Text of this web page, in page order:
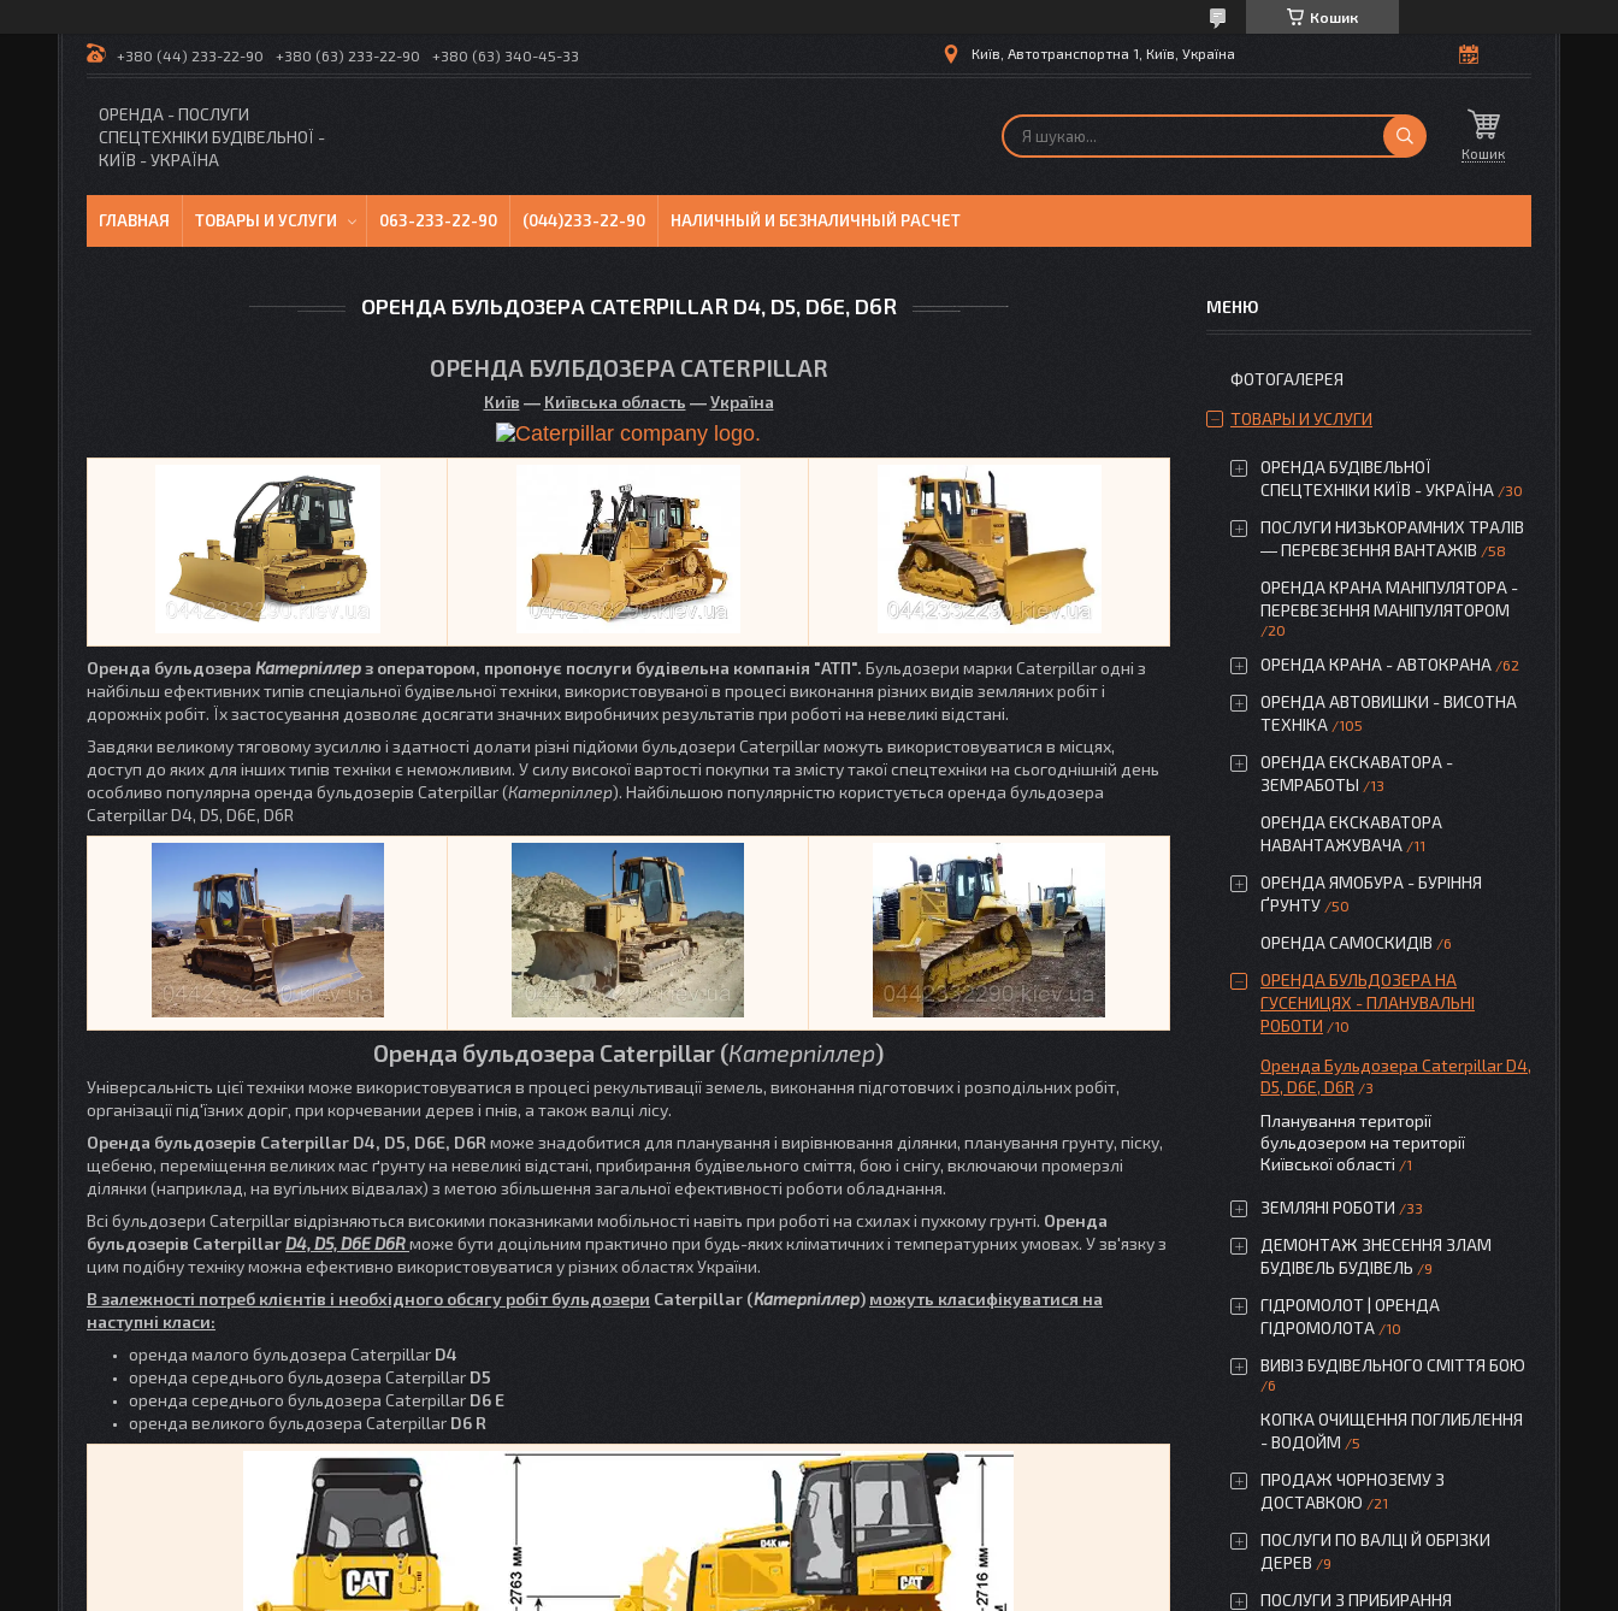
Кошик
+380 (44) 233-22-90 +380 (63) 233-22-90 +380 (63) 340-45-33 Київ, Автотранспортна 1, Київ, Україна
ОРЕНДА - ПОСЛУГИ
СПЕЦТЕХНІКИ БУДІВЕЛЬНОЇ -
КИЇВ - УКРАЇНА
Кошик
ГЛАВНАЯ ТОВАРЫ И УСЛУГИ 063-233-22-90 (044)233-22-90 НАЛИЧНЫЙ И БЕЗНАЛИЧНЫЙ РАСЧЕТ
ОРЕНДА БУЛЬДОЗЕРА CATERPILLAR D4, D5, D6E, D6R
ОРЕНДА БУЛБДОЗЕРА CATERPILLAR
Київ ― Київська область ―Україна
Оренда бульдозера Катерпіллерз оператором, пропонує послуги будівельна компанія "АТП". Бульдозери марки Caterpillar одні з
найбільш ефективних типів спеціальної будівельної техніки, використовуваної в процесі виконання різних видів земляних робіт і
дорожніх робіт. Їх застосування дозволяє досягати значних виробничих результатів при роботі на невеликі відстані.
Завдяки великому тяговому зусиллю і здатності долати різні підйоми бульдозери Caterpillarможуть використовуватися в місцях,
доступ до яких для інших типів техніки є неможливим. У силу високої вартості покупки та змісту такої спецтехніки на сьогоднішній день
особливо популярна оренда бульдозерів Caterpillar (Катерпіллер). Найбільшою популярністю користується оренда бульдозера
Caterpillar D4, D5, D6E, D6R
Оренда бульдозера Caterpillar (Катерпіллер)
Універсальність цієї техніки може використовуватися в процесі рекультивації земель, виконання підготовчих і розподільних робіт,
організації під'їзних доріг, при корчевании дерев і пнів, а також валці лісу.
Оренда бульдозерів Caterpillar D4, D5, D6E, D6R може знадобитися для планування і вирівнювання ділянки, планування грунту, піску,
щебеню, переміщення великих мас ґрунту на невеликі відстані, прибирання будівельного сміття, бою і снігу, включаючи промерзлі
ділянки (наприклад, на вугільних відвалах) з метою збільшення загальної ефективності роботи обладнання.
Всі бульдозери Caterpillar відрізняються високими показниками мобільності навіть при роботі на схилах і пухкому грунті. Оренда
бульдозерів CaterpillarD4, D5, D6E D6Rможе бути доцільним практично при будь-яких кліматичних і температурних умовах. У зв'язку з
цим подібну техніку можна ефективно використовуватися у різних областях України.
В залежності потреб клієнтів і необхідного обсягу робіт бульдозери Caterpillar (Катерпіллер) можуть класифікуватися на
наступні класи:
оренда малого бульдозера Caterpillar D4
оренда середнього бульдозера Caterpillar D5
оренда середнього бульдозера Caterpillar D6 E
оренда великого бульдозера Caterpillar D6 R
ФОТОГАЛЕРЕЯ
ТОВАРЫ И УСЛУГИ
ОРЕНДА БУДІВЕЛЬНОЇ
СПЕЦТЕХНІКИ КИЇВ - УКРАЇНА
30
ПОСЛУГИ НИЗЬКОРАМНИХ ТРАЛІВ
― ПЕРЕВЕЗЕННЯ ВАНТАЖІВ
58
ОРЕНДА КРАНА МАНІПУЛЯТОРА -
ПЕРЕВЕЗЕННЯ МАНІПУЛЯТОРОМ
20
ОРЕНДА КРАНА - АВТОКРАНА 62
ОРЕНДА АВТОВИШКИ - ВИСОТНА
ТЕХНІКА
105
ОРЕНДА ЕКСКАВАТОРА -
ЗЕМРАБОТЫ
13
ОРЕНДА ЕКСКАВАТОРА
НАВАНТАЖУВАЧА
11
ОРЕНДА ЯМОБУРА - БУРІННЯ
ҐРУНТУ
50
ОРЕНДА САМОСКИДІВ 6
ОРЕНДА БУЛЬДОЗЕРА НА
ГУСЕНИЦЯХ - ПЛАНУВАЛЬНІ
РОБОТИ
10
Оренда Бульдозера Caterpillar D4,
D5, D6E, D6R
3
Планування території
бульдозером на території
Київської області
1
ЗЕМЛЯНІ РОБОТИ 33
ДЕМОНТАЖ ЗНЕСЕННЯ ЗЛАМ
БУДІВЕЛЬ БУДІВЕЛЬ
9
ГІДРОМОЛОТ | ОРЕНДА
ГІДРОМОЛОТА
10
ВИВІЗ БУДІВЕЛЬНОГО СМІТТЯ БОЮ
6
КОПКА ОЧИЩЕННЯ ПОГЛИБЛЕННЯ
- ВОДОЙМ
5
ПРОДАЖ ЧОРНОЗЕМУ З
ДОСТАВКОЮ
21
ПОСЛУГИ ПО ВАЛЦІ Й ОБРІЗКИ
ДЕРЕВ
9
ПОСЛУГИ З ПРИБИРАННЯ